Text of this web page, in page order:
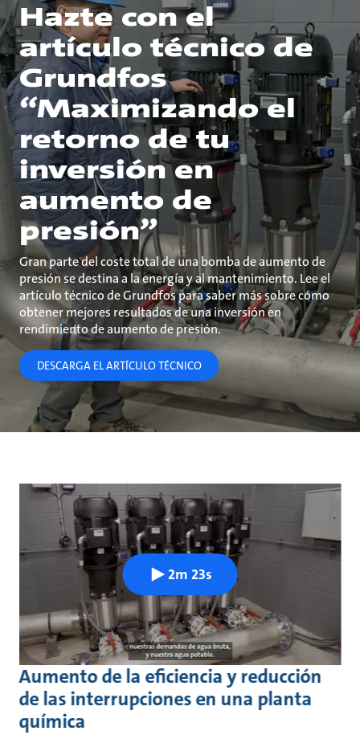
Hazte con el
artículo técnico de
Grundfos
“Maximizando el
retorno de tu
inversión en
aumento de
presión”
Gran parte del coste total de una bomba de aumento de
presión se destina a la energía y al mantenimiento. Lee el
artículo técnico de Grundfos para saber más sobre cómo
obtener mejores resultados de una inversión en
rendimiento de aumento de presión.
DESCARGA EL ARTÍCULO TÉCNICO
Aumento de la eficiencia y reducción
de las interrupciones en una planta
química
2m 23s